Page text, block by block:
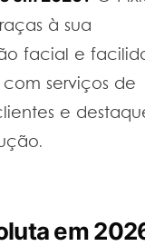
à sua
facial e
serviços de
e
em